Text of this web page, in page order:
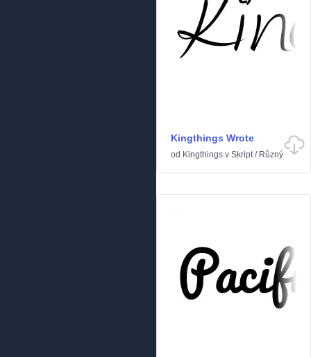
Kingthings Wrote
od Kingthings v Skript/ Různý